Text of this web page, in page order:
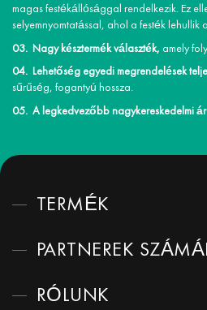
magas festékállósággal rendelkezik. Ez
selyemnyomtatással, ahol a festék lehullik
Nagy késztermék választék, amely
Lehetőség egyedi megrendelések
sűrűség, fogantyú hossza.
A legkedvezőbb nagykereskedelmi
TERMÉK
PARTNEREK
RÓLUNK